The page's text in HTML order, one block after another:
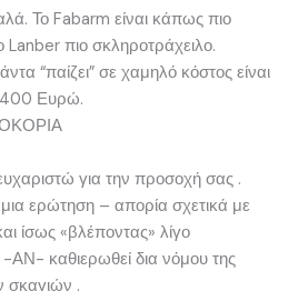
Το Fabarm είναι κάπως πιο
Lanber πιο σκληροτράχειλο.
“παίζει” σε χαμηλό κόστος είναι
Ευρώ.
για την προσοχή σας .
ερώτηση – απορία σχετικά με
ίσως «βλέποντας» λίγο
ΑΝ- καθιερωθεί δια νόμου της
σκαγιών .